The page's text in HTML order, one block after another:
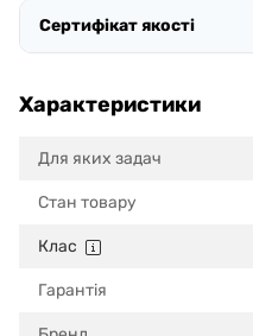
Сертифікат якості
Характеристики
Для яких задач
Стан товару
Клас
Гарантія